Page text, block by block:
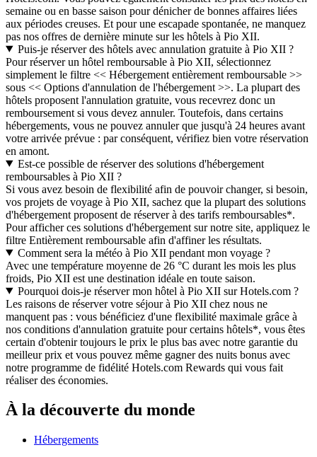
semaine ou en basse saison pour dénicher de bonnes affaires liées
aux périodes creuses. Et pour une escapade spontanée, ne manquez
pas nos offres de dernière minute sur les hôtels à Pio XII.
Puis-je réserver des hôtels avec annulation gratuite à Pio XII ?
Pour réserver un hôtel remboursable à Pio XII, sélectionnez
simplement le filtre << Hébergement entièrement remboursable >>
sous << Options d'annulation de l'hébergement >>. La plupart des
hôtels proposent l'annulation gratuite, vous recevrez donc un
remboursement si vous devez annuler. Toutefois, dans certains
hébergements, vous ne pouvez annuler que jusqu'à 24 heures avant
votre arrivée prévue : par conséquent, vérifiez bien votre réservation
en amont.
Est-ce possible de réserver des solutions d'hébergement
remboursables à Pio XII ?
Si vous avez besoin de flexibilité afin de pouvoir changer, si besoin,
vos projets de voyage à Pio XII, sachez que la plupart des solutions
d'hébergement proposent de réserver à des tarifs remboursables*.
Pour afficher ces solutions d'hébergement sur notre site, appliquez le
filtre Entièrement remboursable afin d'affiner les résultats.
Comment sera la météo à Pio XII pendant mon voyage ?
Avec une température moyenne de 26 °C durant les mois les plus
froids, Pio XII est une destination idéale en toute saison.
Pourquoi dois-je réserver mon hôtel à Pio XII sur Hotels.com ?
Les raisons de réserver votre séjour à Pio XII chez nous ne
manquent pas : vous bénéficiez d'une flexibilité maximale grâce à
nos conditions d'annulation gratuite pour certains hôtels*, vous êtes
certain d'obtenir toujours le prix le plus bas avec notre garantie du
meilleur prix et vous pouvez même gagner des nuits bonus avec
notre programme de fidélité Hotels.com Rewards qui vous fait
réaliser des économies.
À la découverte du monde
Hébergements